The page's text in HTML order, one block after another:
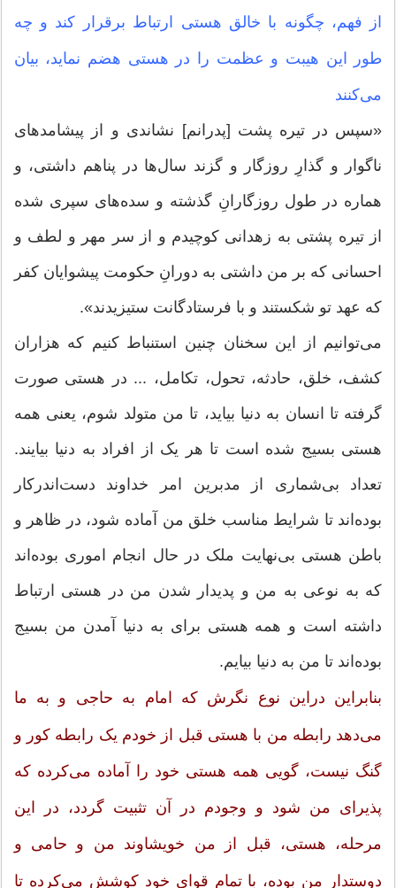
از فهم، چگونه با خالق هستی ارتباط برقرار کند و چه
طور این هیبت و عظمت را در هستی هضم نماید، بیان
می‌کنند
«سپس در تیره پشت [پدرانم] نشاندی و از پیشامدهای
ناگوار و گذارِ روزگار و گزند سال‌ها در پناهم داشتی، و
هماره در طول روزگارانِ گذشته و سده‌های سپری شده
از تیره پشتی به زهدانی کوچیدم و از سر مهر و لطف و
احسانی که بر من داشتی به دورانِ حکومت پیشوایان کفر
که عهد تو شکستند و با فرستادگانت ستیزیدند».
می‌توانیم از این سخنان چنین استنباط کنیم که هزاران
کشف، خلق، حادثه، تحول، تکامل، ... در هستی صورت
گرفته تا انسان به دنیا بیاید، تا من متولد شوم، یعنی همه
هستی بسیج شده است تا هر یک از افراد به دنیا بیایند.
تعداد بی‌شماری از مدبرین امر خداوند دست‌اندرکار
بوده‌اند تا شرایط مناسب خلق من آماده شود، در ظاهر و
باطن هستی بی‌نهایت ملک در حال انجام اموری بوده‌اند
که به نوعی به من و پدیدار شدن من در هستی ارتباط
داشته است و همه هستی برای به دنیا آمدن من بسیج
بوده‌اند تا من به دنیا بیایم.
بنابراین دراین نوع نگرش که امام به حاجی و به ما
می‌دهد رابطه من با هستی قبل از خودم یک رابطه کور و
گنگ نیست، گویی همه هستی خود را آماده می‌کرده که
پذیرای من شود و وجودم در آن تثبیت گردد، در این
مرحله، هستی، قبل از من خویشاوند من و حامی و
دوستدار من بوده، با تمام قوای خود کوشش می‌کرده تا